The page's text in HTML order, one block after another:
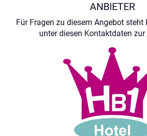
ANBIETER
Für Fragen zu diesem Angebot steht
unter diesen Kontaktdaten